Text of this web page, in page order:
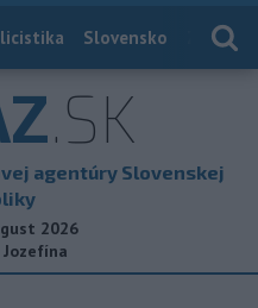
Slovensko
.SK
agentúry Slovenskej
2026
Jozefína